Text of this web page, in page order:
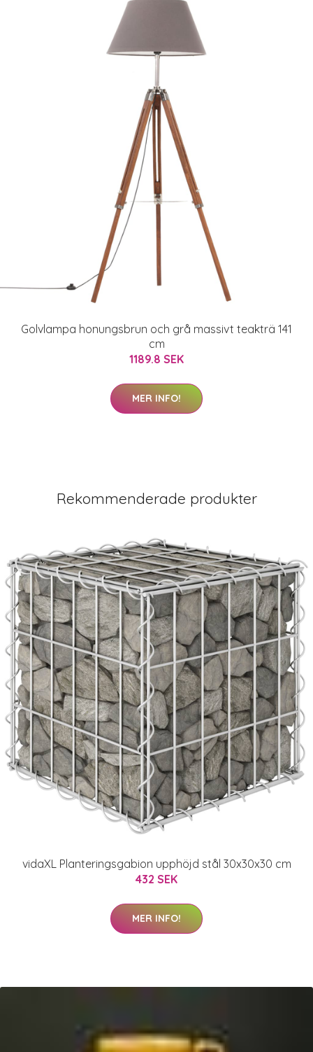
Golvlampa honungsbrun och grå massivt teakträ 141
cm
1189.8 SEK
MER INFO!
Rekommenderade produkter
vidaXL Planteringsgabion upphöjd stål 30x30x30 cm
432 SEK
MER INFO!